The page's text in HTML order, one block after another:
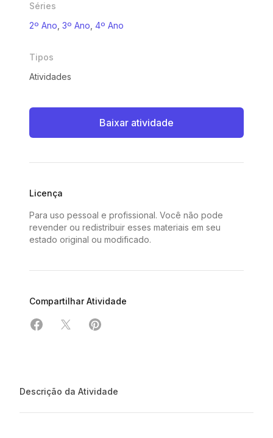
Séries
2º Ano 3º Ano 4º Ano
Tipos
Atividades
Baixar atividade
Licença
Para uso pessoal e profissional. Você não pode
revender ou redistribuir esses materiais em seu
estado original ou modificado.
Compartilhar Atividade
Compartilhar em Facebook
Compartilhar em X
Compartilhar em Pinterest
Descrição da Atividade